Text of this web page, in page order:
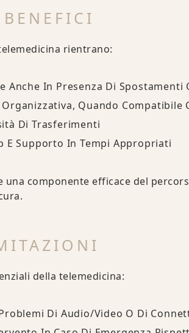
rientrano:
Anche In Presenza Di Spostamenti
Quando Compatibile
Di Trasferimenti
E Supporto In Tempi Appropriati
una componente efficace del
della telemedicina:
Di Audio/video O Di